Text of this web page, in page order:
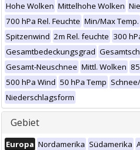
Hohe Wolken Mittelhohe Wolken
700 hPa Rel. Feuchte Min/Max Temp.
Spitzenwind 2m Rel. feuchte 300
Gesamtbedeckungsgrad
Gesamt-Neuschnee Mittl. Wolken
500 hPa Wind 50 hPa Temp
Niederschlagsform
Gebiet
Europa Nordamerika Südamerika